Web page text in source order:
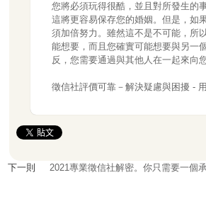
您將必須玩得很酷，並且對所發生的
這將更容易保存您的婚姻。但是，如
須加倍努力。雖然這不是不可能，所
能想要，而且您確實可能想要與另一
反，您需要通過與其他人在一起來向
徵信社評價可靠－解決疑慮與困擾 -
下一則 2021專業徵信社解密。你只需要一個